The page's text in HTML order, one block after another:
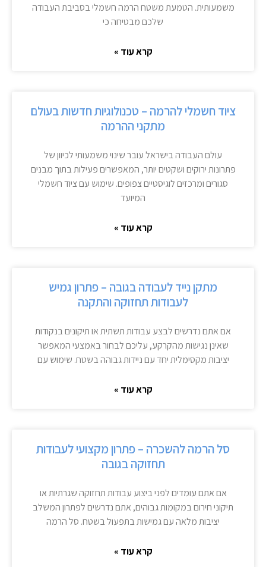
משמעותית. הטמעת משטח הרמה חשמלי בסביבת העבודה
שלכם מבטיחה כי
קרא עוד »
ציוד חשמלי להרמה – טכנולוגיות חדשות בעולם
מתקני ההרמה
עולם העבודה בישראל עובר שינוי משמעותי לכיוון של
פתרונות ירוקים ושקטים יותר, המאפשרים פעילות בתוך מבנים
סגורים ומרכזים לוגיסטיים צפופים. שימוש עם ציוד חשמלי
המיועד
קרא עוד »
מתקן נייד לעבודה בגובה – פתרון גמיש
לעבודות תחזוקה והתקנה
אם אתם נדרשים לבצע עבודות תשתית או תיקונים בנקודות
שאינן נגישות מהקרקע, עליכם לבחור באמצעי המאפשר
יציבות מקסימלית יחד עם ניידות גבוהה בשטח. שימוש עם
קרא עוד »
סל הרמה להשכרה – פתרון מקצועי לעבודות
תחזוקה בגובה
אם אתם עומדים לפני ביצוע עבודות תחזוקה שגרתיות או
תיקוני חירום במקומות גבוהים, אתם נדרשים לפתרון המשלב
יציבות מלאה עם גמישות בתפעול בשטח. סל הרמה
קרא עוד »